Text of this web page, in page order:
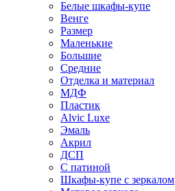
Белые шкафы-купе
Венге
Размер
Маленькие
Большие
Средние
Отделка и материал
МДФ
Пластик
Alvic Luxe
Эмаль
Акрил
ДСП
С патиной
Шкафы-купе с зеркалом